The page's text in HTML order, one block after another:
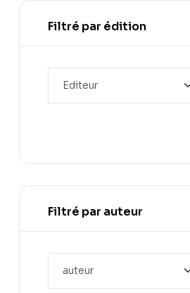
Filtré par édition
Filtré par auteur